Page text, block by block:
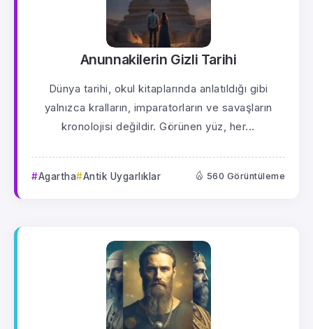
Anunnakilerin Gizli Tarihi
Dünya tarihi, okul kitaplarında anlatıldığı gibi
yalnızca kralların, imparatorların ve savaşların
kronolojisi değildir. Görünen yüz, her...
Agartha Antik Uygarlıklar 560 Görüntüleme